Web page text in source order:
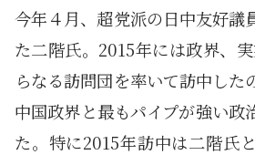
今年４月、超党派の日中友好議
た二階氏。2015年には政界、
らなる訪問団を率いて訪中した
中国政界と最もパイプが強い政
た。特に2015年訪中は二階氏